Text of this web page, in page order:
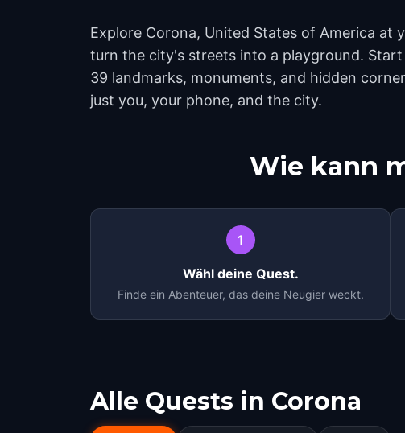
Explore Corona, United States of America
turn the city's streets into a playground.
39 landmarks, monuments, and hidden
just you, your phone, and the city.
Wie kann
1
Wähl deine Quest.
Finde ein Abenteuer, das deine Neugier weckt.
Alle Quests in Corona